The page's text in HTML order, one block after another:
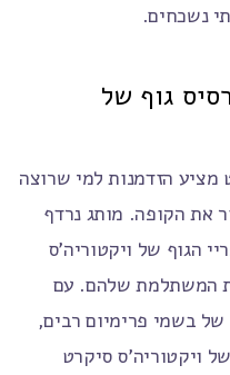
נשכחים.
גוף של
מציע הזדמנות למי שרוצה
את הקופה. מותג נרדף
הגוף של ויקטוריה'ס
המשתלמת שלהם. עם
בשמי פרימיום רבים,
ויקטוריה'ס סיקרט